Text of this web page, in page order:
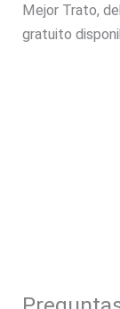
Mejor Trato,
gratuito